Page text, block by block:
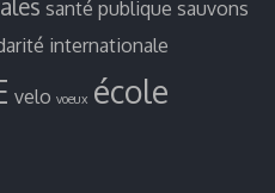
santé publique sauvons
internationale
velo voeux école